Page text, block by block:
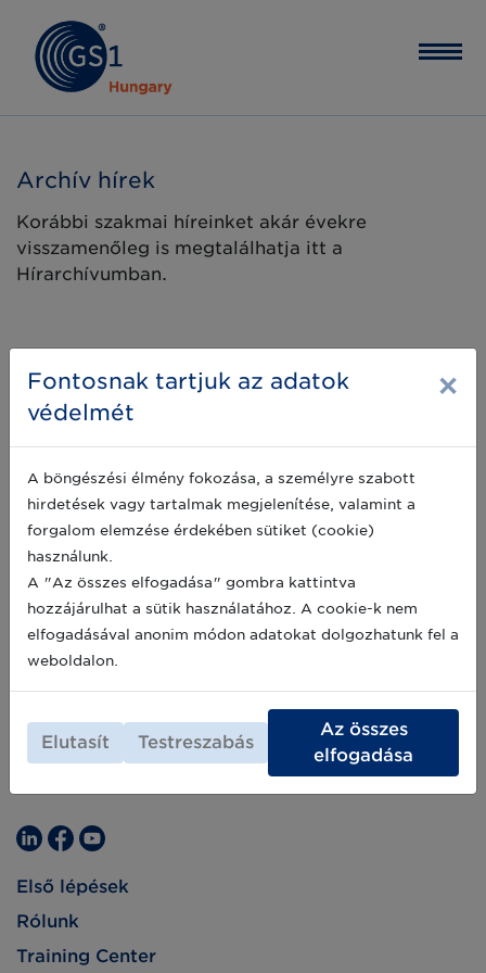
Archív hírek
Korábbi szakmai híreinket akár évekre
visszamenőleg is megtalálhatja itt a
Hírarchívumban.
Első lépések
Rólunk
Training Center
Fontosnak tartjuk az adatok
védelmét
×
A böngészési élmény fokozása, a személyre szabott
hirdetések vagy tartalmak megjelenítése, valamint a
forgalom elemzése érdekében sütiket (cookie)
használunk.
A "Az összes elfogadása" gombra kattintva
hozzájárulhat a sütik használatához. A cookie-k nem
elfogadásával anonim módon adatokat dolgozhatunk fel a
weboldalon.
Elutasít Testreszabás
Az összes
elfogadása